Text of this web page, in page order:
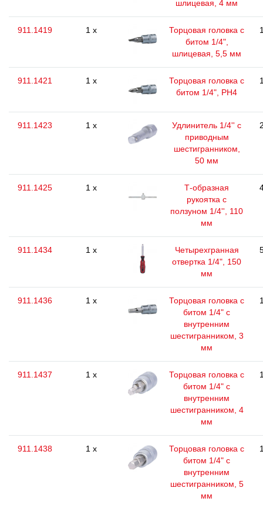
шлицевая, 4 мм
911.1419 1 x
Торцовая головка с
битом 1/4",
шлицевая, 5,5 мм
911.1421 1 x
Торцовая головка с
битом 1/4", РН4
911.1423 1 x
Удлинитель 1/4'' с
приводным
шестигранником,
50 мм
911.1425 1 x
Т-образная
рукоятка с
ползуном 1/4'', 110
мм
911.1434 1 x
Четырехгранная
отвертка 1/4", 150
мм
911.1436 1 x
Торцовая головка с
битом 1/4" с
внутренним
шестигранником, 3
мм
911.1437 1 x
Торцовая головка с
битом 1/4" с
внутренним
шестигранником, 4
мм
911.1438 1 x
Торцовая головка с
битом 1/4" с
внутренним
шестигранником, 5
мм